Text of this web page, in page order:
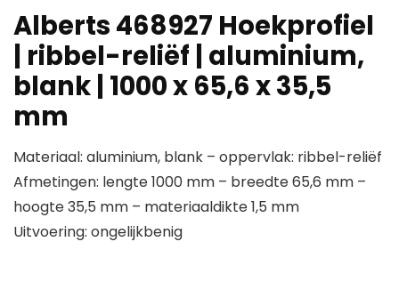
Alberts 468927 Hoekprofiel
| ribbel-reliëf | aluminium,
blank | 1000 x 65,6 x 35,5
mm
Materiaal: aluminium, blank – oppervlak: ribbel-reliëf
Afmetingen: lengte 1000 mm – breedte 65,6 mm –
hoogte 35,5 mm – materiaaldikte 1,5 mm
Uitvoering: ongelijkbenig